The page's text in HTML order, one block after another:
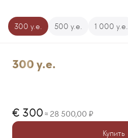
300 у.е. 500 у.е. 1 000 у.е.
300 у.е.
Купить
300 ≈ 28 500,00